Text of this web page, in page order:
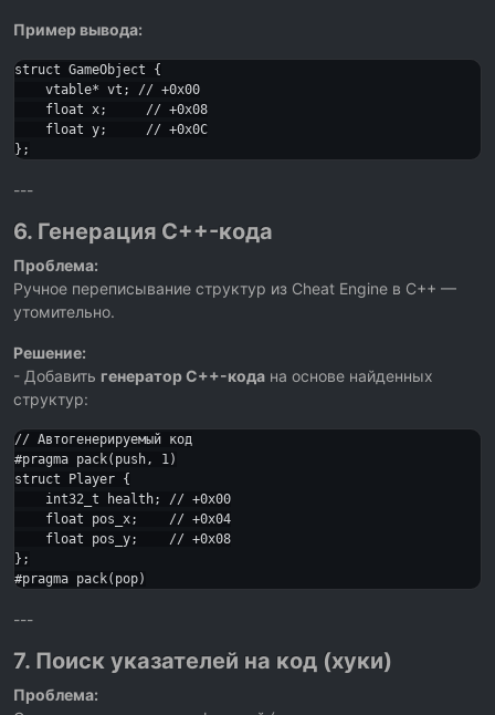
Пример вывода:
struct GameObject {
    vtable* vt; // +0x00
    float x;     // +0x08
    float y;     // +0x0C
---
6. Генерация C++-кода
Проблема:
Ручное переписывание структур из Cheat Engine в C++ —
утомительно.
Решение:
- Добавить генератор C++-кода на основе найденных
структур:
// Автогенерируемый код
#pragma pack(push, 1)
struct Player {
    int32_t health; // +0x00
    float pos_x;    // +0x04
    float pos_y;    // +0x08
};
---
7. Поиск указателей на код (хуки)
Проблема: